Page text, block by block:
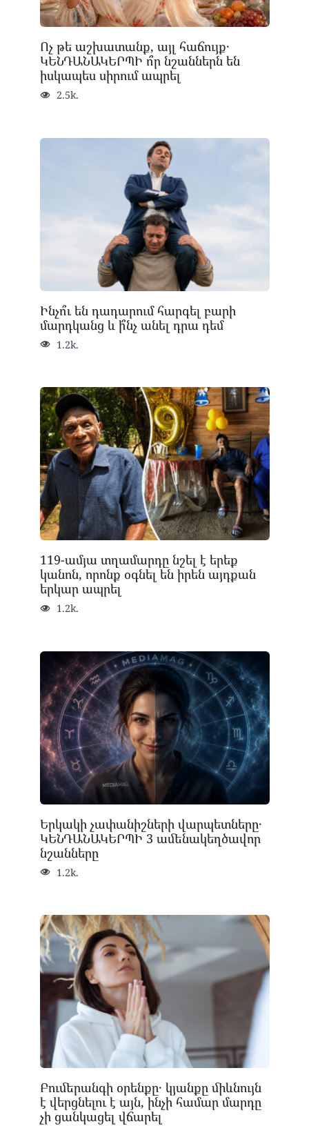
Ոչ թե աշխատանք, այլ հաճույք․
ԿԵՆԴԱՆԱԿԵՐՊԻ ո՞ր նշաններն են
իսկապես սիրում ապրել
2.5k.
Ինչո՞ւ են դադարում հարգել բարի
մարդկանց և ի՞նչ անել դրա դեմ
1.2k.
119-ամյա տղամարդը նշել է երեք
կանոն, որոնք օգնել են իրեն այդքան
երկար ապրել
1.2k.
Երկակի չափանիշների վարպետները․
ԿԵՆԴԱՆԱԿԵՐՊԻ 3 ամենակեղծավոր
նշանները
1.2k.
Բումերանգի օրենքը․ կյանքը միևնույն
է վերցնելու է այն, ինչի համար մարդը
չի ցանկացել վճարել